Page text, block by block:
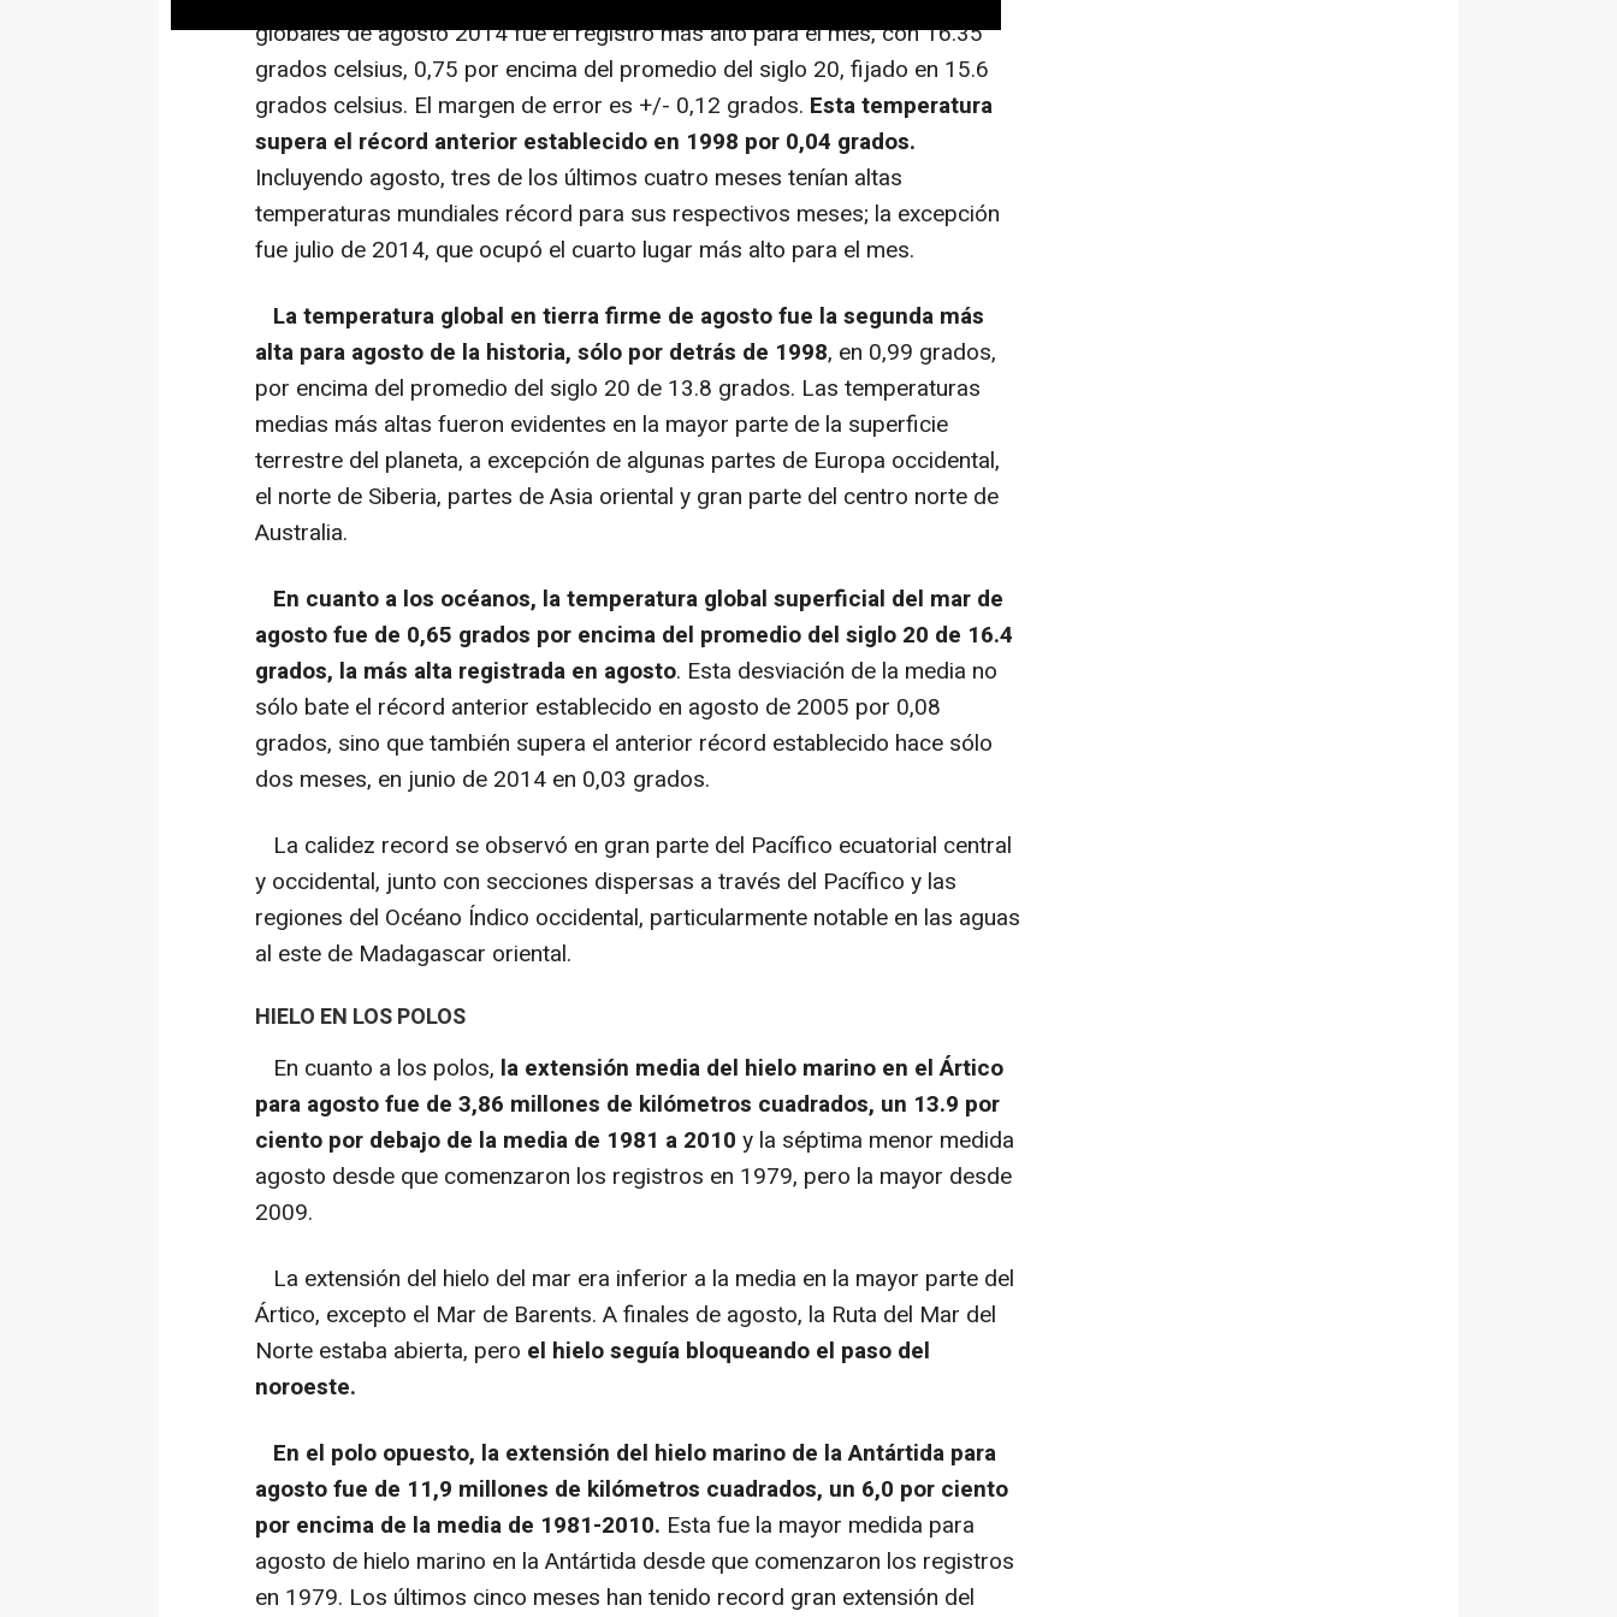
globales de agosto 2014 fue el registro más alto para el mes, con 16.35
grados celsius, 0,75 por encima del promedio del siglo 20, fijado en 15.6
grados celsius. El margen de error es +/- 0,12 grados. Esta temperatura
supera el récord anterior establecido en 1998 por 0,04 grados.
Incluyendo agosto, tres de los últimos cuatro meses tenían altas
temperaturas mundiales récord para sus respectivos meses; la excepción
fue julio de 2014, que ocupó el cuarto lugar más alto para el mes.
La temperatura global en tierra firme de agosto fue la segunda más
alta para agosto de la historia, sólo por detrás de 1998, en 0,99 grados,
por encima del promedio del siglo 20 de 13.8 grados. Las temperaturas
medias más altas fueron evidentes en la mayor parte de la superficie
terrestre del planeta, a excepción de algunas partes de Europa occidental,
el norte de Siberia, partes de Asia oriental y gran parte del centro norte de
Australia.
En cuanto a los océanos, la temperatura global superficial del mar de
agosto fue de 0,65 grados por encima del promedio del siglo 20 de 16.4
grados, la más alta registrada en agosto. Esta desviación de la media no
sólo bate el récord anterior establecido en agosto de 2005 por 0,08
grados, sino que también supera el anterior récord establecido hace sólo
dos meses, en junio de 2014 en 0,03 grados.
La calidez record se observó en gran parte del Pacífico ecuatorial central
y occidental, junto con secciones dispersas a través del Pacífico y las
regiones del Océano Índico occidental, particularmente notable en las aguas
al este de Madagascar oriental.
HIELO EN LOS POLOS
En cuanto a los polos, la extensión media del hielo marino en el Ártico
para agosto fue de 3,86 millones de kilómetros cuadrados, un 13.9 por
ciento por debajo de la media de 1981 a 2010 y la séptima menor medida
agosto desde que comenzaron los registros en 1979, pero la mayor desde
2009.
La extensión del hielo del mar era inferior a la media en la mayor parte del
Ártico, excepto el Mar de Barents. A finales de agosto, la Ruta del Mar del
Norte estaba abierta, pero el hielo seguía bloqueando el paso del
noroeste.
En el polo opuesto, la extensión del hielo marino de la Antártida para
agosto fue de 11,9 millones de kilómetros cuadrados, un 6,0 por ciento
por encima de la media de 1981-2010. Esta fue la mayor medida para
agosto de hielo marino en la Antártida desde que comenzaron los registros
en 1979. Los últimos cinco meses han tenido record gran extensión del